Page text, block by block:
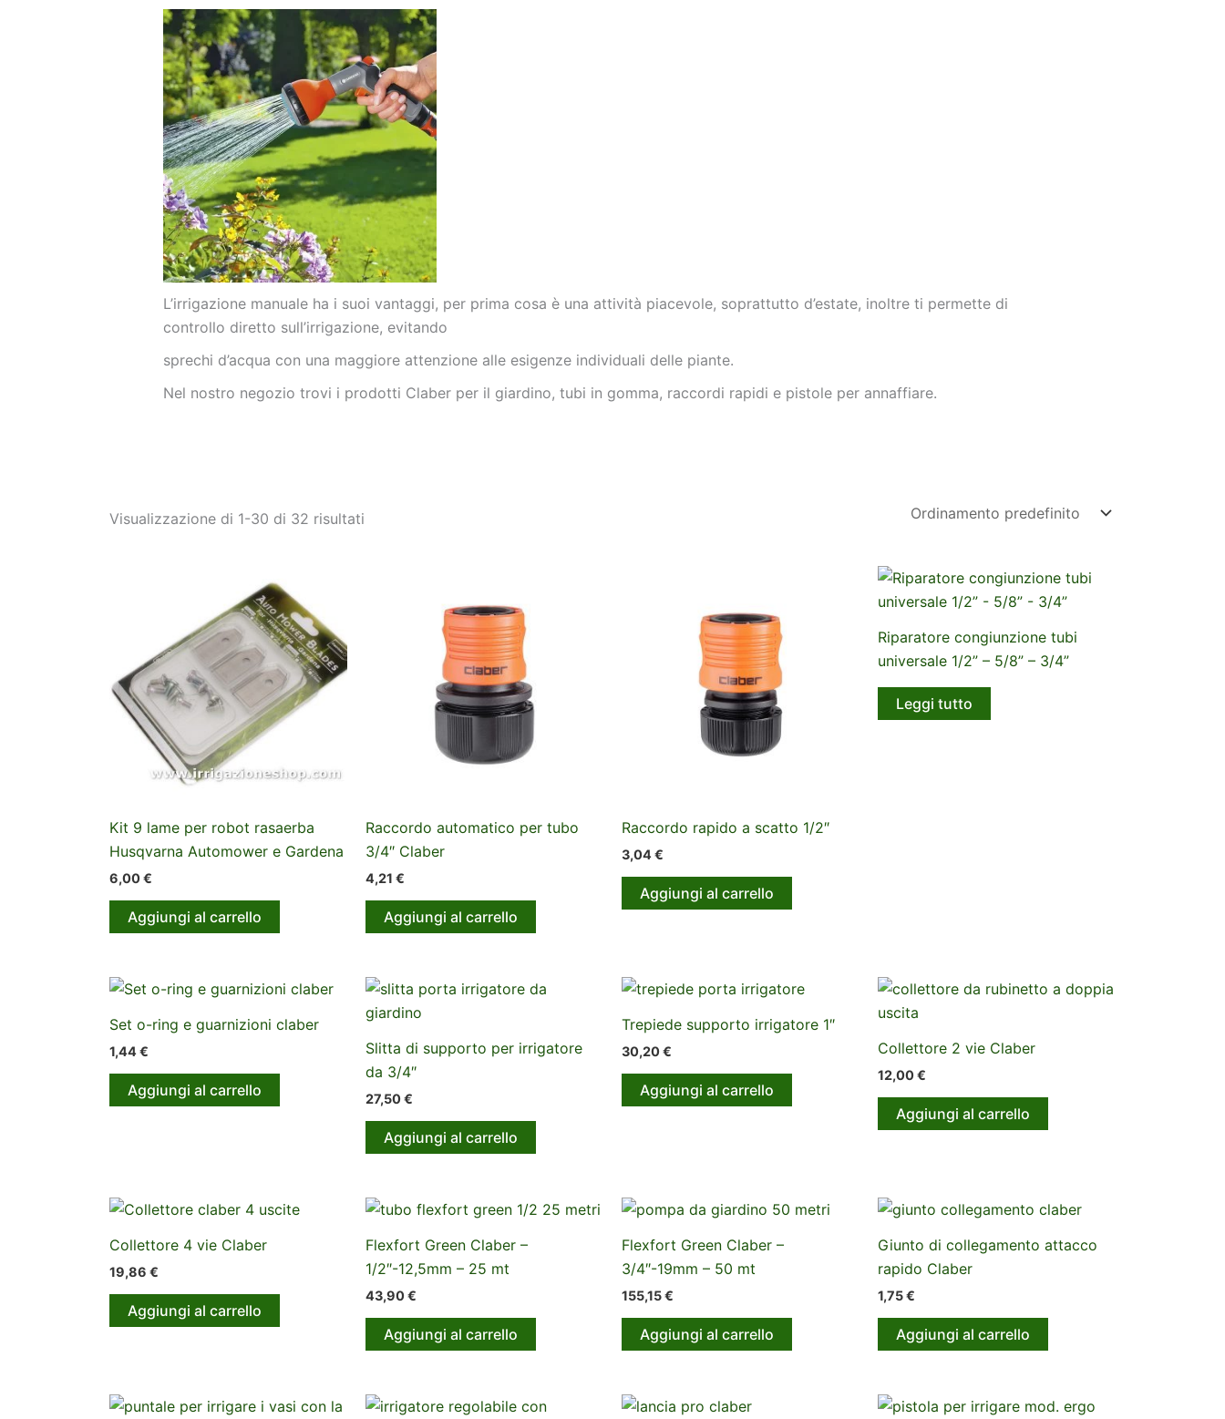
L’irrigazione manuale ha i suoi vantaggi, per prima cosa è una attività piacevole, soprattutto d’estate, inoltre ti permette di
controllo diretto sull’irrigazione, evitando
sprechi d’acqua con una maggiore attenzione alle esigenze individuali delle piante.
Nel nostro negozio trovi i prodotti Claber per il giardino, tubi in gomma, raccordi rapidi e pistole per annaffiare.
Visualizzazione di 1-30 di 32 risultati
Kit 9 lame per robot rasaerba
Husqvarna Automower e Gardena
6,00€
Aggiungi al carrello
Raccordo automatico per tubo
3/4″ Claber
4,21 €
Aggiungi al carrello
Raccordo rapido a scatto 1/2″
3,04€
Aggiungi al carrello
Riparatore congiunzione tubi
universale 1/2” – 5/8” – 3/4”
Leggi tutto
Set o-ring e guarnizioni claber
1,44€
Aggiungi al carrello
Slitta di supporto per irrigatore
da 3/4″
27,50€
Aggiungi al carrello
Trepiede supporto irrigatore 1″
30,20€
Aggiungi al carrello
Collettore 2 vie Claber
12,00€
Aggiungi al carrello
Collettore 4 vie Claber
19,86 €
Aggiungi al carrello
Flexfort Green Claber –
1/2″-12,5mm – 25 mt
43,90€
Aggiungi al carrello
Flexfort Green Claber –
3/4″-19mm – 50 mt
155,15€
Aggiungi al carrello
Giunto di collegamento attacco
rapido Claber
1,75€
Aggiungi al carrello